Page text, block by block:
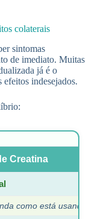
colaterais
sintomas
de imediato. Muitas
já é o
indesejados.
Creatina
como está